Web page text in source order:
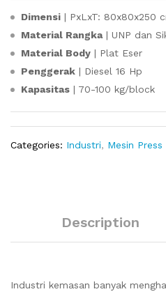
Dimensi | PxLxT: 80x80x250
Material Rangka| UNP dan
Material Body | Plat Eser
Penggerak | Diesel 16 Hp
Kapasitas | 70-100 kg/block
Categories: Industri, Mesin Press
Description
Industri kemasan banyak